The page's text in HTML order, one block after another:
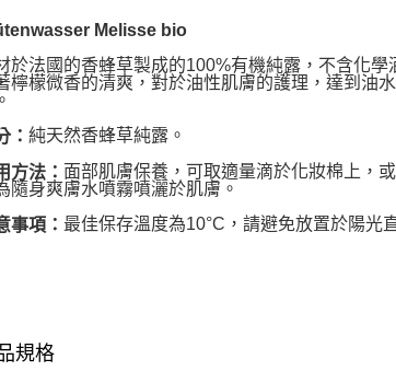
Melisse bio
於法國的香蜂草製成的100%有機純露，不含化學
檸檬微香的清爽，對於油性肌膚的護理，達到油
：純天然香蜂草純露。
方法： 面部肌膚保養，可取適量滴於化妝棉上，
隨身爽膚水噴霧噴灑於肌膚。
事項： 最佳保存溫度為10°C，請避免放置於陽光
規格